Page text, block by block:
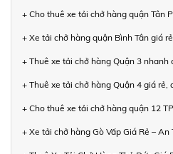
+ Cho thuê xe tải chở hàng quận Tân
+ Xe tải chở hàng quận Bình Tân giá
+ Thuê xe tải chở hàng Quận 3 nhanh
+ Thuê xe tải chở hàng Quận 4 giá rẻ,
+ Cho thuê xe tải chở hàng quận 12
+ Xe tải chở hàng Gò Vấp Giá Rẻ – An